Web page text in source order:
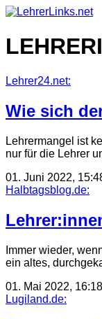
Skip
content
Lehrer24.net:
Wie sich
Lehrermangel ist
nur für die Lehrer
01. Juni 2022,
Halbtagsblog.de:
Immer wieder,
ein altes,
01. Mai 2022,
Lugiland.de: